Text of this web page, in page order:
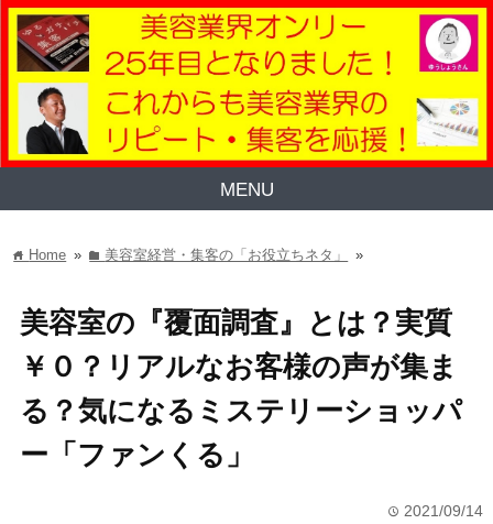
MENU
home Home » folder 美容室経営・集客の「お役立ちネタ」 »
美容室の『覆面調査』とは？実質
￥０？リアルなお客様の声が集ま
る？気になるミステリーショッパ
ー「ファンくる」
time 2021/09/14